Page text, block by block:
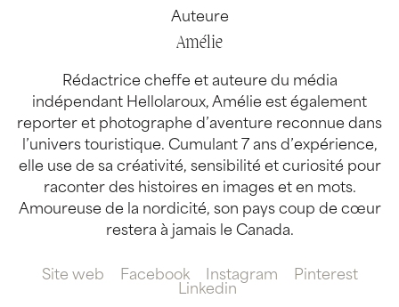
Auteure
Amélie
Rédactrice cheffe et auteure du média
indépendant Hellolaroux, Amélie est également
reporter et photographe d’aventure reconnue dans
l’univers touristique. Cumulant 7 ans d’expérience,
elle use de sa créativité, sensibilité et curiosité pour
raconter des histoires en images et en mots.
Amoureuse de la nordicité, son pays coup de cœur
restera à jamais le Canada.
Site web Facebook Instagram
Pinterest
Linkedin